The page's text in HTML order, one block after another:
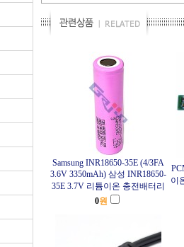
Samsung INR18650-35E (4/3FA
3.6V 3350mAh) 삼성 INR18650-
35E 3.7V 리튬이온 충전배터리
이
0원